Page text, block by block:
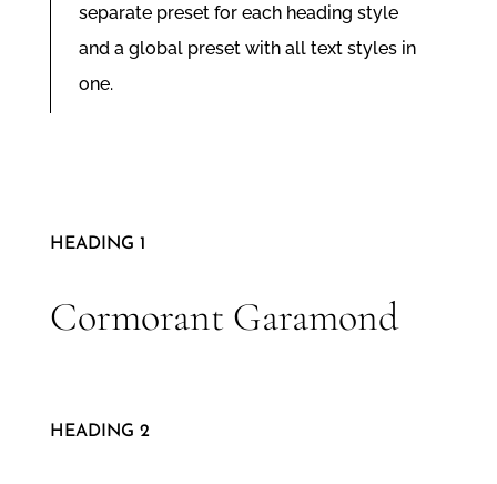
separate preset for each heading style
and a global preset with all text styles in
one.
HEADING 1
Cormorant Garamond
HEADING 2